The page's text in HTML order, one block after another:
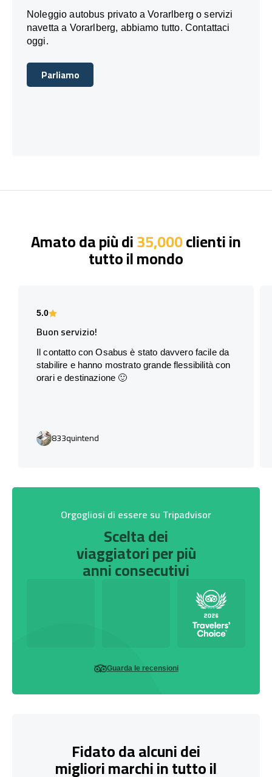
Noleggio autobus privato a Vorarlberg o servizi
navetta a Vorarlberg, abbiamo tutto. Contattaci
oggi.
Parliamo
Parliamo
Amato da più di35,000clienti in
tutto il mondo
5.0
Buon servizio!
Il contatto con Osabus è stato davvero facile da
stabilire e hanno mostrato grande flessibilità con
orari e destinazione 🙂
833quintend
Orgogliosi di essere su Tripadvisor
Scelta dei
viaggiatori per più
anni consecutivi
Guarda le recensioni
Fidato da alcuni dei
migliori marchi in tutto il